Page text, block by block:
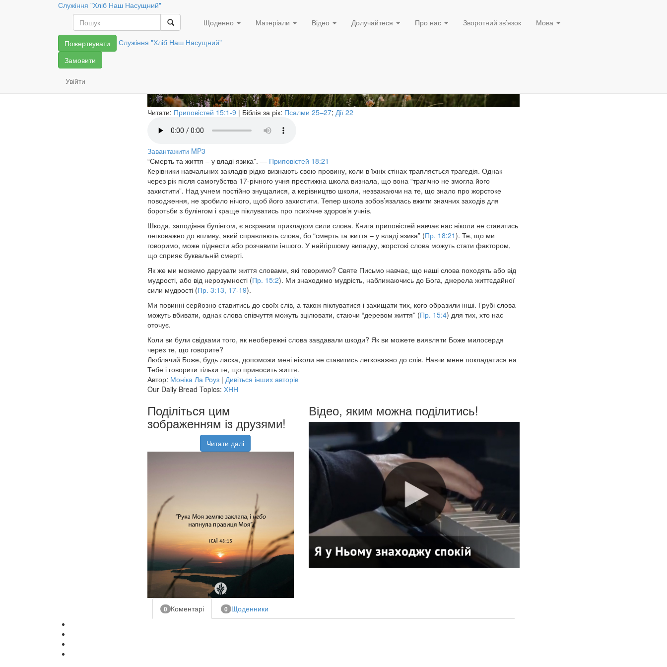
Служіння "Хліб Наш Насущний"
Щоденно
Матеріали Відео Долучайтеся Про нас Зворотний зв’язок Мова
Пожертвувати
Служіння "Хліб Наш Насущний"
Замовити
Увійти
Відповідальність за слова
Читати: Приповістей 15:1-9 | Біблія за рік: Псалми 25–27; Дії 22
Завантажити MP3
“Смерть та життя – у владі язика”. — Приповістей 18:21
Керівники навчальних закладів рідко визнають свою провину, коли в їхніх стінах трапляється трагедія. Однак
через рік після самогубства 17-річного учня престижна школа визнала, що вона “трагічно не змогла його
захистити”. Над учнем постійно знущалися, а керівництво школи, незважаючи на те, що знало про жорстоке
поводження, не зробило нічого, щоб його захистити. Тепер школа зобов’язалась вжити значних заходів для
боротьби з булінгом і краще піклуватись про психічне здоров’я учнів.
Шкода, заподіяна булінгом, є яскравим прикладом сили слова. Книга приповістей навчає нас ніколи не ставитись
легковажно до впливу, який справляють слова, бо “смерть та життя – у владі язика” (Пр. 18:21). Те, що ми
говоримо, може піднести або розчавити іншого. У найгіршому випадку, жорстокі слова можуть стати фактором,
що сприяє буквальній смерті.
Як же ми можемо дарувати життя словами, які говоримо? Святе Письмо навчає, що наші слова походять або від
мудрості, або від нерозумності (Пр. 15:2). Ми знаходимо мудрість, наближаючись до Бога, джерела життєдайної
сили мудрості (Пр. 3:13, 17-19).
Ми повинні серйозно ставитись до своїх слів, а також піклуватися і захищати тих, кого образили інші. Грубі слова
можуть вбивати, однак слова співчуття можуть зцілювати, стаючи “деревом життя” (Пр. 15:4) для тих, хто нас
оточує.
Коли ви були свідками того, як необережні слова завдавали шкоди? Як ви можете виявляти Боже милосердя
через те, що говорите?
Люблячий Боже, будь ласка, допоможи мені ніколи не ставитись легковажно до слів. Навчи мене покладатися на
Тебе і говорити тільки те, що приносить життя.
Автор: Моніка Ла Роуз | Дивіться інших авторів
Our Daily Bread Topics: ХНН
Поділіться цим
зображенням із друзями!
Читати далі
Відео, яким можна поділитись!
0 Коментарі 0 Щоденники